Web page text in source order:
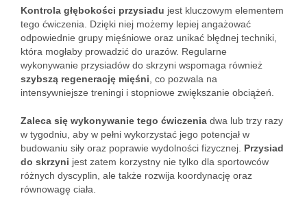
Kontrola głębokości przysiadu jest kluczowym elementem
tego ćwiczenia. Dzięki niej możemy lepiej angażować
odpowiednie grupy mięśniowe oraz unikać błędnej techniki,
która mogłaby prowadzić do urazów. Regularne
wykonywanie przysiadów do skrzyni wspomaga również
szybszą regenerację mięśni , co pozwala na
intensywniejsze treningi i stopniowe zwiększanie obciążeń.
Zaleca się wykonywanie tego ćwiczenia dwa lub trzy razy
w tygodniu, aby w pełni wykorzystać jego potencjał w
budowaniu siły oraz poprawie wydolności fizycznej. Przysiad
do skrzyni jest zatem korzystny nie tylko dla sportowców
różnych dyscyplin, ale także rozwija koordynację oraz
równowagę ciała.